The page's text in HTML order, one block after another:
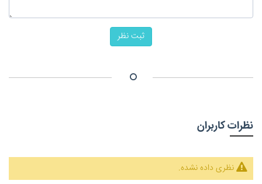
ثبت نظر
نظرات کاربران
نظری داده نشده.